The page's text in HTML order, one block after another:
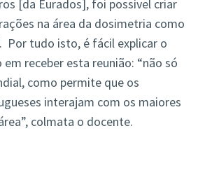
[da Eurados], foi possível criar
na área da dosimetria como
Por tudo isto, é fácil explicar o
receber esta reunião: “não só
como permite que os
interajam com os maiores
colmata o docente.